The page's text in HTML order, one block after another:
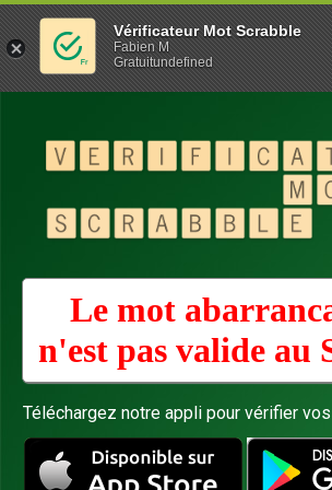
Le mot
n'est pas valide au
Téléchargez notre appli pour vérifier
Vérificateur Mot Scrabble
Fabien M
Gratuitundefined